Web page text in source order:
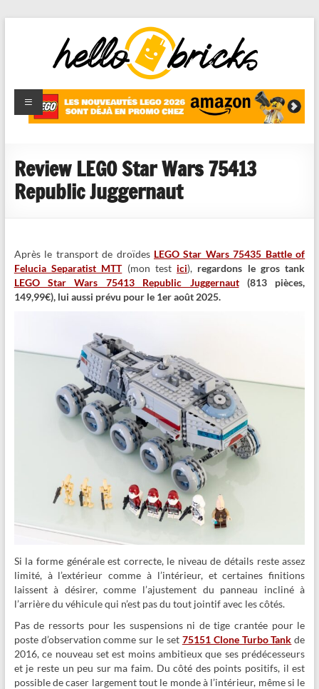
HelloBricks
Blog LEGO,
nouveaut�s
reviews
Review LEGO Star Wars 75413
Republic Juggernaut
Après le transport de droïdes LEGO Star Wars 75435 Battle of
Felucia Separatist MTT(mon test ici), regardons le gros tank
LEGO Star Wars 75413 Republic Juggernaut(813 pièces,
149,99€), lui aussi prévu pour le 1er août 2025.
Si la forme générale est correcte, le niveau de détails reste assez
limité, à l’extérieur comme à l’intérieur, et certaines finitions
laissent à désirer, comme l’ajustement du panneau incliné à
l’arrière du véhicule qui n’est pas du tout jointif avec les côtés.
Pas de ressorts pour les suspensions ni de tige crantée pour le
poste d’observation comme sur le set 75151 Clone Turbo Tank de
2016, ce nouveau set est moins ambitieux que ses prédécesseurs
et je reste un peu sur ma faim. Du côté des points positifs, il est
possible de caser largement tout le monde à l’intérieur, même si le